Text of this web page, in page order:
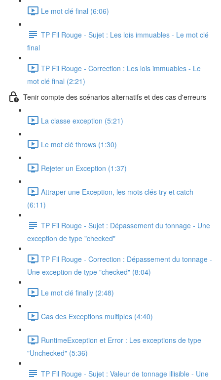
Le mot clé final (6:06)
TP Fil Rouge - Sujet : Les lois immuables - Le mot clé
final
TP Fil Rouge - Correction : Les lois immuables - Le
mot clé final (2:21)
Tenir compte des scénarios alternatifs et des cas d'erreurs
La classe exception (5:21)
Le mot clé throws (1:30)
Rejeter un Exception (1:37)
Attraper une Exception, les mots clés try et catch
(6:11)
TP Fil Rouge - Sujet : Dépassement du tonnage - Une
exception de type "checked"
TP Fil Rouge - Correction : Dépassement du tonnage -
Une exception de type "checked" (8:04)
Le mot clé finally (2:48)
Cas des Exceptions multiples (4:40)
RuntimeException et Error : Les exceptions de type
"Unchecked" (5:36)
TP Fil Rouge - Sujet : Valeur de tonnage illisible - Une